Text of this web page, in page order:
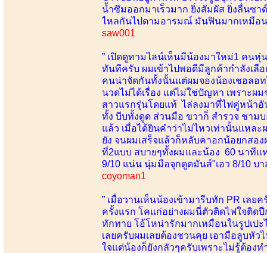
น้ำซึมออกมาเร็วมาก ยิ่งสัมผัส ยิ่งลื่นซา
ไหลกันไปตามอารมณ์ มันฟินมากเหมือน
saw001
” เปิดดูทามไลน์เห็นมีน้องมาใหม่1 คนหุ่
ทันทีครับ ผมเข้าไปพอดีมีลูกค้ากำลังเลื
คนน่าจัดกันทั้งนั้นแต่ผมจองน้องเชอลอท
นวดไม่ได้เรื่อง แต่ไม่ใช่ปัญหา เพราะ
สาวแรกรุ่นโดยแท้ ไล่ลงมาที่ไฟคู่หน้า
ทั้ง บีบทั้งดูด ส่วนมือ ขวาก็ สำรวจ ชา
แล้ว เมื่อได้ยินคำว่าไม่ไหวเท่านั้นแหล
ยัง จนผมเสร็จแล้วก็หลับคาอกน้อยกสอ
ที่2แบบ สบายๆทั้งผมและน้อง 60 นาที
9/10 แน่น นุ่มมือจุกดูดมันส์"เอว 8/10 บา
coyoman1
” เมื่อวานเห็นน้องเข้ามารีบทัก PR เลย
ครั้งแรก โคแก่อย่างผมนี่ตัวติดไฟใจติด
ทักทาย โอ้โหน่ารักมากเหมือนในรูปเป
เลยครับผมเลยต้องชวนคุย เอามือลูบหั
ใจแต่น้องก็ยังกลัวๆครับเพราะไม่รู้ต้องท